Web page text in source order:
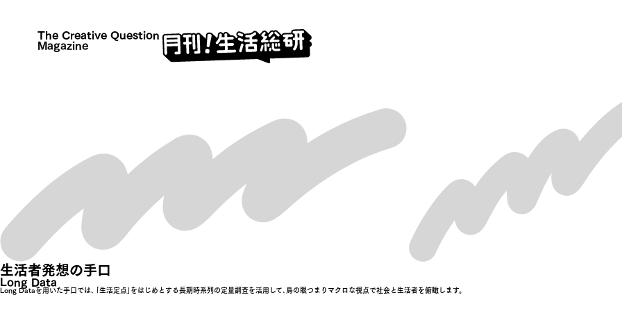
The Creative Question
Magazine
生活者発想の手口
Long Data
Long Dataを用いた手口では､ ｢生活定点｣をはじめとする長期時系列の定量調査を活用して､鳥の眼つまりマクロな視点で社会と生活者を俯瞰します。